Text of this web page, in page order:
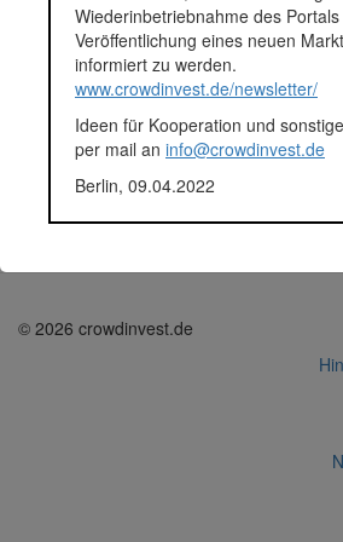
Energien angetrieben.
Fundingsumme
Finanziert in
Segment
Anlagestatus
Aktiv
Plattform
© 2026 crowdinvest.de
Wiederinbetriebnahme des
Veröffentlichung eines neuen
informiert zu werden.
www.crowdinvest.de/newsletter/
Ideen für Kooperation und
per mail an info@crowdinvest.de
Berlin, 09.04.2022